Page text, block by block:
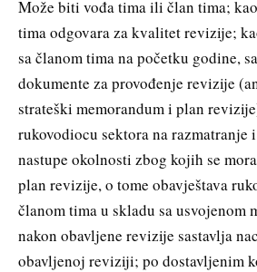
Može biti vođa tima ili član tima;
tima odgovara za kvalitet revizije;
sa članom tima na početku godine,
dokumente za provođenje revizije
strateški memorandum i plan
rukovodiocu sektora na razmatranje
nastupe okolnosti zbog kojih se
plan revizije, o tome obavještava
članom tima u skladu sa usvojenom
nakon obavljene revizije sastavlja
obavljenoj reviziji; po dostavljenim